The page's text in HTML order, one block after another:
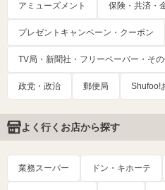
アミューズメント 保険・共済・
プレゼントキャンペーン・クーポン
TV局・新聞社・フリーペーパー・そ
政党・政治 郵便局 Shufoo!
よく行くお店から探す
業務スーパー ドン・キホーテ